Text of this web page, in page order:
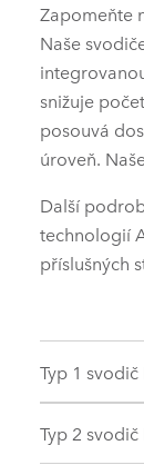
Zapomeňte
Naše
snižuje
posouvá
úroveň.
Další
technologií
příslušných
Typ 1
Typ 2